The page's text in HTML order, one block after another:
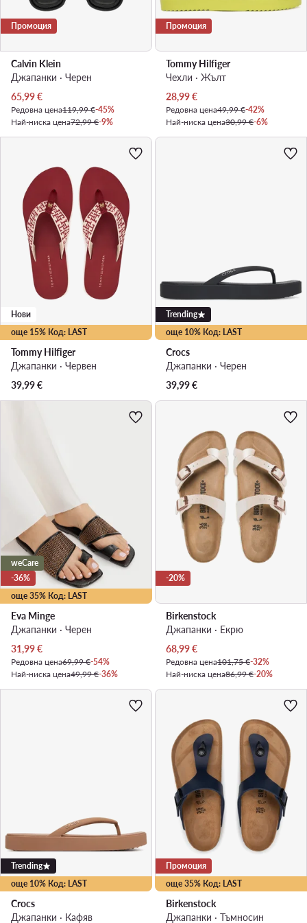
Промоция
Calvin Klein
Джапанки · Черен
Актуална цена
65,99€
Редовна цена119,99 €-45%
Най-ниска цена72,99 €-9%
Промоция
Tommy Hilfiger
Чехли · Жълт
Актуална цена
28,99€
Редовна цена49,99 €-42%
Най-ниска цена30,99 €-6%
още 15% Код: LAST
Нови
Tommy Hilfiger
Джапанки · Червен
39,99€
още 10% Код: LAST
Trending
Crocs
Джапанки · Черен
39,99€
още 35% Код: LAST
weCare
-36%
Eva Minge
Джапанки · Черен
Актуална цена
31,99€
Редовна цена69,99 €-54%
Най-ниска цена49,99 €-36%
-20%
Birkenstock
Джапанки · Екрю
Актуална цена
68,99€
Редовна цена101,75 €-32%
Най-ниска цена86,99 €-20%
още 10% Код: LAST
Trending
Crocs
Джапанки · Кафяв
още 35% Код: LAST
Промоция
Birkenstock
Джапанки · Тъмносин